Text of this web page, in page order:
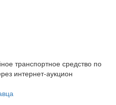
транспортное средство по
интернет-аукцион